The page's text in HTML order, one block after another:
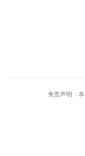
免责声明：